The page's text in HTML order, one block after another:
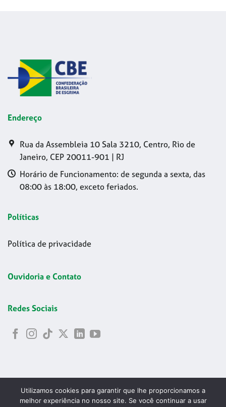
Endereço
Rua da Assembleia 10 Sala 3210, Centro, Rio de
Janeiro, CEP 20011-901 | RJ
Horário de Funcionamento: de segunda a sexta, das
08:00 às 18:00, exceto feriados.
Políticas
Política de privacidade
Ouvidoria e Contato
Redes Sociais
Utilizamos cookies para garantir que lhe proporcionamos a
melhor experiência no nosso site. Se você continuar a usar